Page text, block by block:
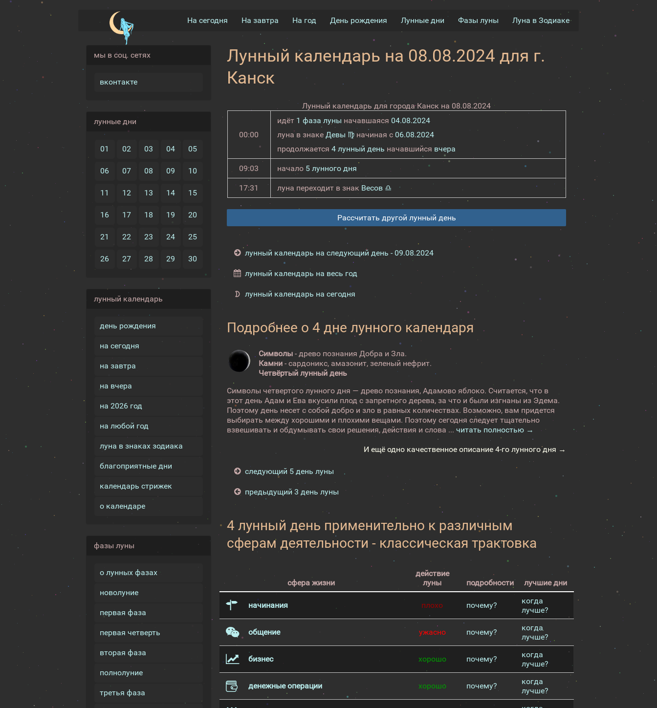
На сегодня На завтра На год День рождения Лунные дни Фазы луны Луна в Зодиаке
мы в соц. сетях
вконтакте
лунные дни
01 02 03 04 05
06 07 08 09 10
11 12 13 14 15
16 17 18 19 20
21 22 23 24 25
26 27 28 29 30
лунный календарь
день рождения
на сегодня
на завтра
на вчера
на 2026 год
на любой год
луна в знаках зодиака
благоприятные дни
календарь стрижек
о календаре
фазы луны
о лунных фазах
новолуние
первая фаза
первая четверть
вторая фаза
полнолуние
третья фаза
Лунный календарь на 08.08.2024 для г.
Канск
Лунный календарь для города Канск на 08.08.2024
00:00
идёт 1 фаза луныначавшаяся 04.08.2024
луна в знаке Девы ♍начиная с 06.08.2024
продолжается 4 лунный день начавшийся вчера
09:03 начало 5 лунного дня
17:31 луна переходит в знак Весов ♎
Рассчитать другой лунный день
лунный календарь на следующий день - 09.08.2024
лунный календарь на весь год
лунный календарь на сегодня
Подробнее о 4 дне лунного календаря
Символы - древо познания Добра и Зла.
Камни - сардоникс, амазонит, зеленый нефрит.
Четвёртый лунный день
Символы четвертого лунного дня — древо познания, Адамово яблоко. Считается, что в
этот день Адам и Ева вкусили плод с запретного дерева, за что и были изгнаны из Эдема.
Поэтому день несет с собой добро и зло в равных количествах. Возможно, вам придется
выбирать между хорошими и плохими вещами. Поэтому сегодня следует тщательно
взвешивать и обдумывать свои решения, действия и слова ...читать полностью →
И ещё одно качественное описание 4-го лунного дня →
следующий 5 день луны
предыдущий 3 день луны
4 лунный день применительно к различным
сферам деятельности - классическая трактовка
сфера жизни
действие
луны
подробности лучшие дни
начинания плохо почему?
когда
лучше?
общение ужасно почему?
когда
лучше?
бизнес хорошо почему?
когда
лучше?
денежные операции хорошо почему?
когда
лучше?